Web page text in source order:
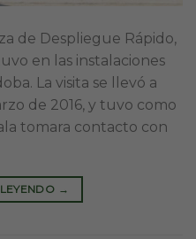
de Despliegue Rápido,
en las instalaciones
La visita se llevó a
de 2016, y tuvo como
tomara contacto con
→